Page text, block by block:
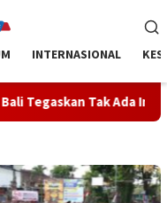
INTERNASIONAL
Indikasi